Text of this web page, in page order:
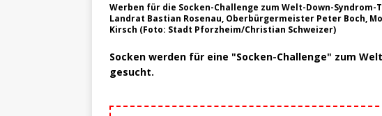
Werben für die Socken-Challenge zum Welt-Down-
Landrat Bastian Rosenau, Oberbürgermeister Peter Boch,
Kirsch (Foto: Stadt Pforzheim/Christian Schweizer)
Socken werden für eine "Socken-Challenge" zum
gesucht.